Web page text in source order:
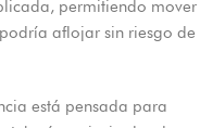
permitiendo mover
aflojar sin riesgo de
está pensada para